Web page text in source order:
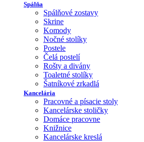
Spálňa
Spálňové zostavy
Skrine
Komody
Nočné stolíky
Postele
Čelá postelí
Rošty a divány
Toaletné stolíky
Šatníkové zrkadlá
Kancelária
Pracovné a písacie stoly
Kancelárske stoličky
Domáce pracovne
Knižnice
Kancelárske kreslá